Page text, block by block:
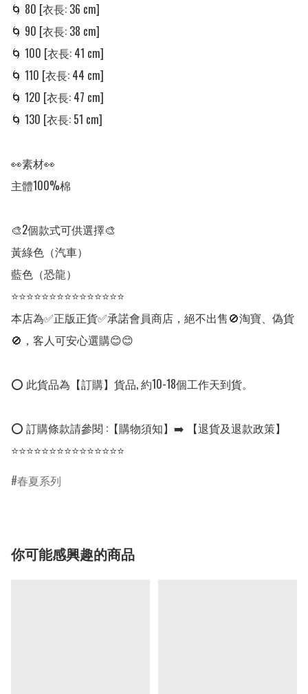
🌀 80 [衣長: 36 cm]
🌀 90 [衣長: 38 cm]
🌀 100 [衣長: 41 cm]
🌀 110 [衣長: 44 cm]
🌀 120 [衣長: 47 cm]
🌀 130 [衣長: 51 cm]
👀素材👀
主體100%棉
🎨2個款式可供選擇🎨
黃綠色（汽車）
藍色（恐龍）
⭐⭐⭐⭐⭐⭐⭐⭐⭐⭐⭐⭐⭐⭐⭐
本店為✅正版正貨✅承諾會員商店，絕不出售🚫淘寶、偽貨
🚫，客人可安心選購😊😊
⭕ 此貨品為【訂購】貨品, 約10-18個工作天到貨。
⭕ 訂購條款請參閱 :【購物須知】➡️ 【退貨及退款政策】
⭐⭐⭐⭐⭐⭐⭐⭐⭐⭐⭐⭐⭐⭐⭐
春夏系列
你可能感興趣的商品